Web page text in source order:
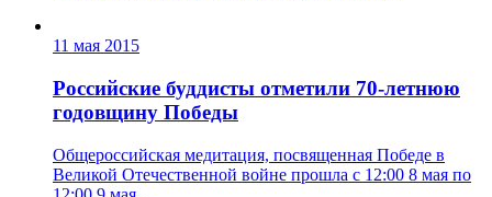
11 мая 2015
Российские буддисты отметили 70-летнюю
годовщину Победы
Общероссийская медитация, посвященная Победе в
Великой Отечественной войне прошла с 12:00 8 мая по